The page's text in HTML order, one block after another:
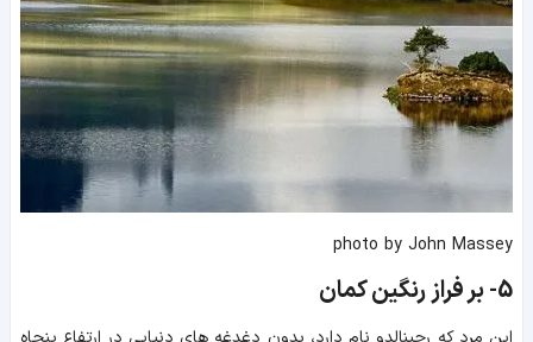
photo by John Massey
5- بر فراز رنگین کمان